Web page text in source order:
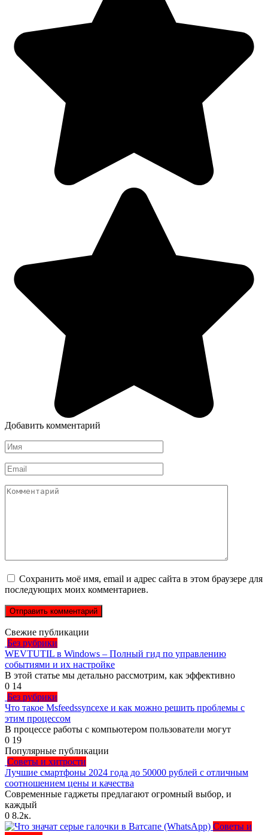
Добавить комментарий
Имя
*
Email
*
Комментарий
Сохранить моё имя, email и адрес сайта в этом браузере для
последующих моих комментариев.
Свежие публикации
Без рубрики
WEVTUTIL в Windows – Полный гид по управлению
событиями и их настройке
В этой статье мы детально рассмотрим, как эффективно
0 14
Без рубрики
Что такое Msfeedssyncexe и как можно решить проблемы с
этим процессом
В процессе работы с компьютером пользователи могут
0 19
Популярные публикации
Советы и хитрости
Лучшие смартфоны 2024 года до 50000 рублей с отличным
соотношением цены и качества
Современные гаджеты предлагают огромный выбор, и
каждый
0 8.2к.
Советы и